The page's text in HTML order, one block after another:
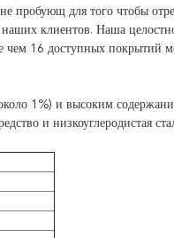
пробующ для того чтобы
клиентов. Наша
чем 16 доступных покрытий
1%) и высоким
и низкоуглеродистая